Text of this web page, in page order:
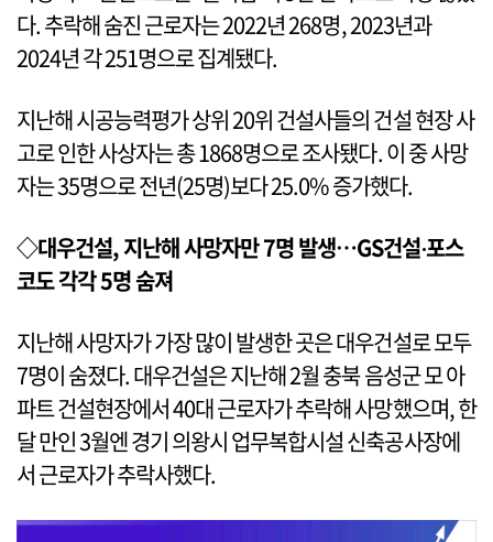
다. 추락해 숨진 근로자는 2022년 268명, 2023년과
2024년 각 251명으로 집계됐다.
지난해 시공능력평가 상위 20위 건설사들의 건설 현장 사
고로 인한 사상자는 총 1868명으로 조사됐다. 이 중 사망
자는 35명으로 전년(25명)보다 25.0% 증가했다.
◇대우건설, 지난해 사망자만 7명 발생…GS건설‧포스
코도 각각 5명 숨져
지난해 사망자가 가장 많이 발생한 곳은 대우건설로 모두
7명이 숨졌다. 대우건설은 지난해 2월 충북 음성군 모 아
파트 건설현장에서 40대 근로자가 추락해 사망했으며, 한
달 만인 3월엔 경기 의왕시 업무복합시설 신축공사장에
서 근로자가 추락사했다.